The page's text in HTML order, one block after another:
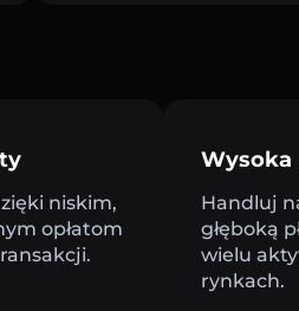
niskim,
opłatom
Wysoka
Handluj
głęboką
wielu
rynkach.